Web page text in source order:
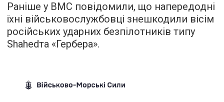
Раніше у ВМС повідомили, що напередодні
їхні військовослужбовці знешкодили вісім
російських ударних безпілотників типу
Shahedта «Гербера».